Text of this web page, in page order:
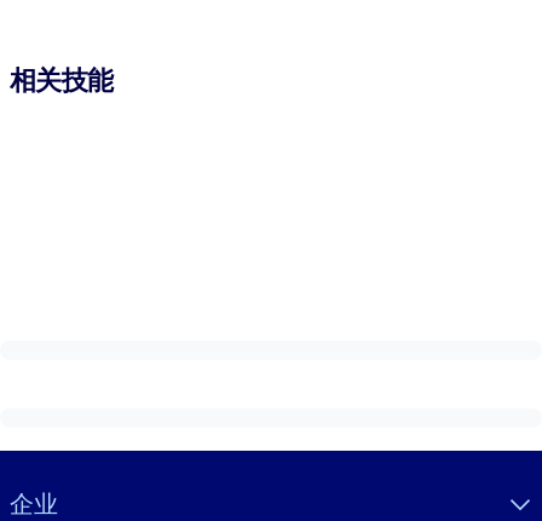
相关技能
Visually hidden Text
企业